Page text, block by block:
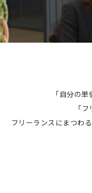
「自分の
「
フリーランスにまつわ